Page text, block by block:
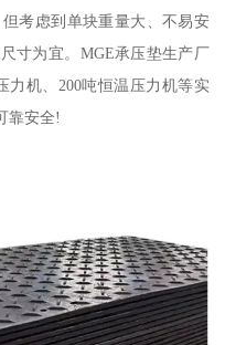
考虑到单块重量大、不易安
寸为宜。MGE承压垫生产厂
力机、200吨恒温压力机等实
靠安全!